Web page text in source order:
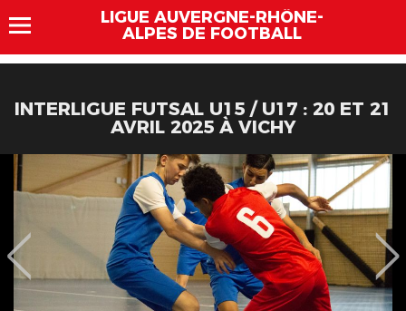
LIGUE AUVERGNE-RHÔNE-
ALPES DE FOOTBALL
INTERLIGUE FUTSAL U15 / U17 : 20 ET 21
AVRIL 2025 À VICHY